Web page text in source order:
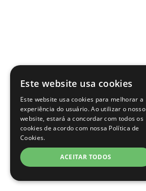
Este website usa cookies
Este website usa cookies para melhorar a
experiência do usuário. Ao utilizar o nosso
website, estará a concordar com todos os
cookies de acordo com nossa Política de
Cookies.
ACEITAR TODOS